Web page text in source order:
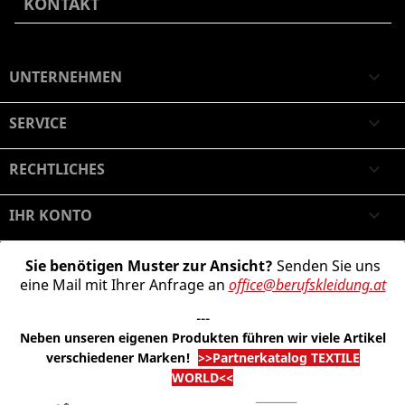
UNTERNEHMEN 
SERVICE 
RECHTLICHES 
IHR KONTO 
Sie benötigen Muster zur Ansicht? Senden Sie uns
eine Mail mit Ihrer Anfrage an office@berufskleidung.at
---
Neben unseren eigenen Produkten führen wir viele Artikel
verschiedener Marken! >>Partnerkatalog TEXTILE
WORLD<<